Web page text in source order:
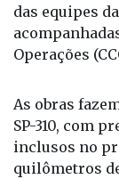
das equipes
Operações
As obras
SP-310, com
inclusos no
quilômetros